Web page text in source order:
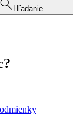
Hľadanie